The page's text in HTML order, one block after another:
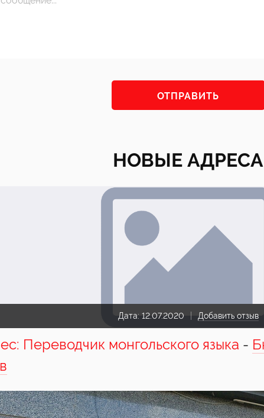
НОВЫЕ АДРЕСА
Переводчик монгольского языка -
Дата: 12.07.2020 Добавить отзыв